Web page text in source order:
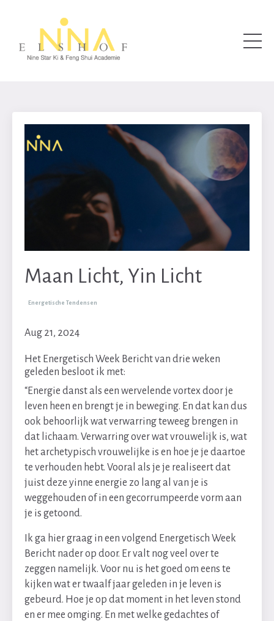
Maan Licht, Yin Licht
Energetische Tendensen
Aug 21, 2024
Het Energetisch Week Bericht van drie weken
geleden besloot ik met:
“Energie danst als een wervelende vortex door je
leven heen en brengt je in beweging. En dat kan dus
ook behoorlijk wat verwarring teweeg brengen in
dat lichaam. Verwarring over wat vrouwelijk is, wat
het archetypisch vrouwelijke is en hoe je je daartoe
te verhouden hebt. Vooral als je je realiseert dat
juist deze yinne energie zo lang al van je is
weggehouden of in een gecorrumpeerde vorm aan
je is getoond.
Ik ga hier graag in een volgend Energetisch Week
Bericht nader op door. Er valt nog veel over te
zeggen namelijk. Voor nu is het goed om eens te
kijken wat er twaalf jaar geleden in je leven is
gebeurd. Hoe je op dat moment in het leven stond
en er mee omging. En met welke gedachtes of